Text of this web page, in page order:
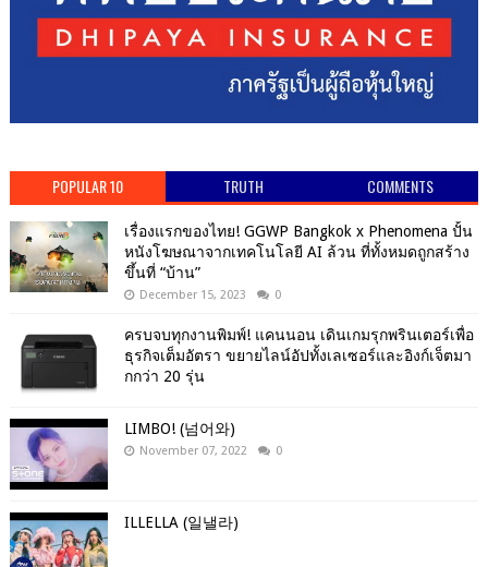
POPULAR 10 TRUTH COMMENTS
เรื่องแรกของไทย! GGWP Bangkok x Phenomena ปั้น
หนังโฆษณาจากเทคโนโลยี AI ล้วน ที่ทั้งหมดถูกสร้าง
ขึ้นที่ “บ้าน”
December 15, 2023 0
ครบจบทุกงานพิมพ์! แคนนอน เดินเกมรุกพรินเตอร์เพื่อ
ธุรกิจเต็มอัตรา ขยายไลน์อัปทั้งเลเซอร์และอิงก์เจ็ตมา
กกว่า 20 รุ่น
LIMBO! (넘어와)
November 07, 2022 0
ILLELLA (일낼라)